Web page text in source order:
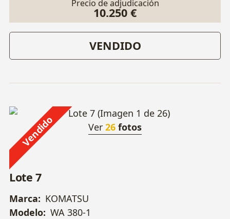
Precio de adjudicación
10.250 €
VENDIDO
Vendido Ver 26 fotos
Lote 7
Marca: KOMATSU
Modelo: WA 380-1